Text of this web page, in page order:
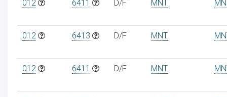
012 6411 D/F MNT
012 6413 D/F MNT
012 6411 D/F MNT